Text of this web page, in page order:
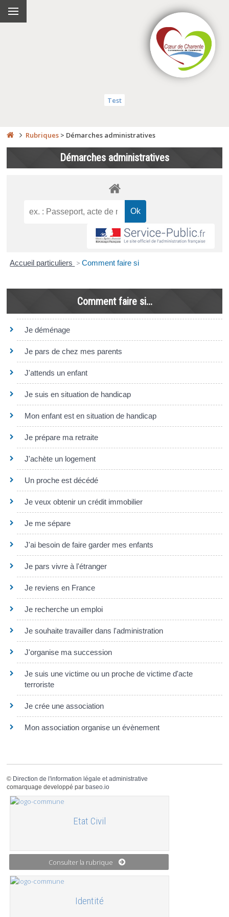
Test
Rubriques > Démarches administratives
Démarches administratives
Accueil particuliers > Comment faire si
Comment faire si...
Je déménage
Je pars de chez mes parents
J'attends un enfant
Je suis en situation de handicap
Mon enfant est en situation de handicap
Je prépare ma retraite
J'achète un logement
Un proche est décédé
Je veux obtenir un crédit immobilier
Je me sépare
J'ai besoin de faire garder mes enfants
Je pars vivre à l'étranger
Je reviens en France
Je recherche un emploi
Je souhaite travailler dans l'administration
J'organise ma succession
Je suis une victime ou un proche de victime d'acte
terroriste
Je crée une association
Mon association organise un évènement
© Direction de l'information légale et administrative
comarquage developpé par baseo.io
Etat Civil
Consulter la rubrique
Identité